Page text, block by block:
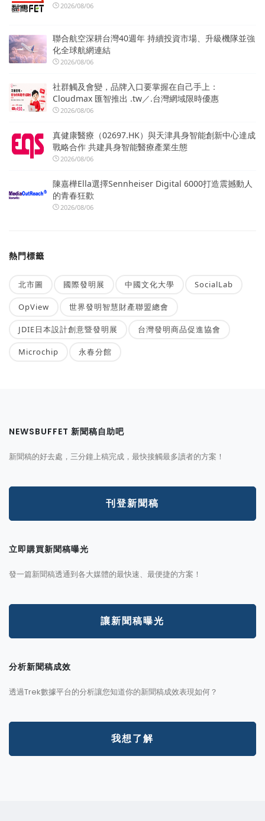
2026/08/06
聯合航空深耕台灣40週年 持續投資市場、升級機隊並強
化全球航網連結
2026/08/06
社群觸及會變，品牌入口要掌握在自己手上：
Cloudmax 匯智推出 .tw／.台灣網域限時優惠
2026/08/06
真健康醫療（02697.HK）與天津具身智能創新中心達成
戰略合作 共建具身智能醫療產業生態
2026/08/06
陳嘉樺Ella選擇Sennheiser Digital 6000打造震撼動人
的青春狂歡
2026/08/06
熱門標籤
北市圖 國際發明展 中國文化大學 SocialLab
OpView 世界發明智慧財產聯盟總會
JDIE日本設計創意暨發明展 台灣發明商品促進協會
Microchip 永春分館
NEWSBUFFET 新聞稿自助吧
新聞稿的好去處，三分鐘上稿完成，最快接觸最多讀者的方案！
刊登新聞稿
立即購買新聞稿曝光
發一篇新聞稿透通到各大媒體的最快速、最便捷的方案！
讓新聞稿曝光
分析新聞稿成效
透過Trek數據平台的分析讓您知道你的新聞稿成效表現如何？
我想了解